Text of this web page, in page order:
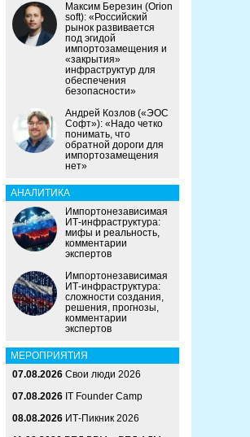
Максим Березин (Orion
soft): «Российский
рынок развивается
под эгидой
импортозамещения и
«закрытия»
инфраструктур для
обеспечения
безопасности»
Андрей Козлов («ЭОС
Софт»): «Надо четко
понимать, что
обратной дороги для
импортозамещения
нет»
АНАЛИТИКА
Импортонезависимая
ИТ-инфраструктура:
мифы и реальность,
комментарии
экспертов
Импортонезависимая
ИТ-инфраструктура:
сложности создания,
решения, прогнозы,
комментарии
экспертов
МЕРОПРИЯТИЯ
07.08.2026 Свои люди 2026
07.08.2026 IT Founder Camp
08.08.2026 ИТ-Пикник 2026